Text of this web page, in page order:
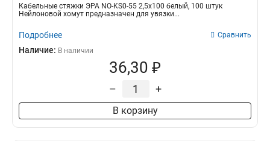
Кабельные стяжки ЭРА NO-KS0-55 2,5х100 белый, 100 штук
Нейлоновой хомут предназначен для увязки...
Подробнее Сравнить
Наличие: В наличии
36,30 ₽
– +
В корзину